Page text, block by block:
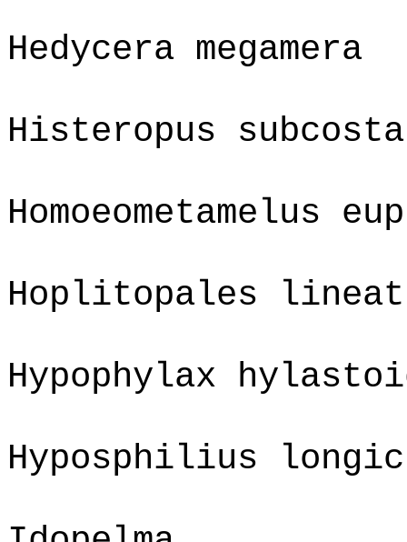
Hedycera megamera
Histeropus
Homoeometamelus
Hoplitopales
Hypophylax
Hyposphilius